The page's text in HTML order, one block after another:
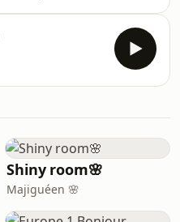
Shiny room🌸
Majiguéen 🌸